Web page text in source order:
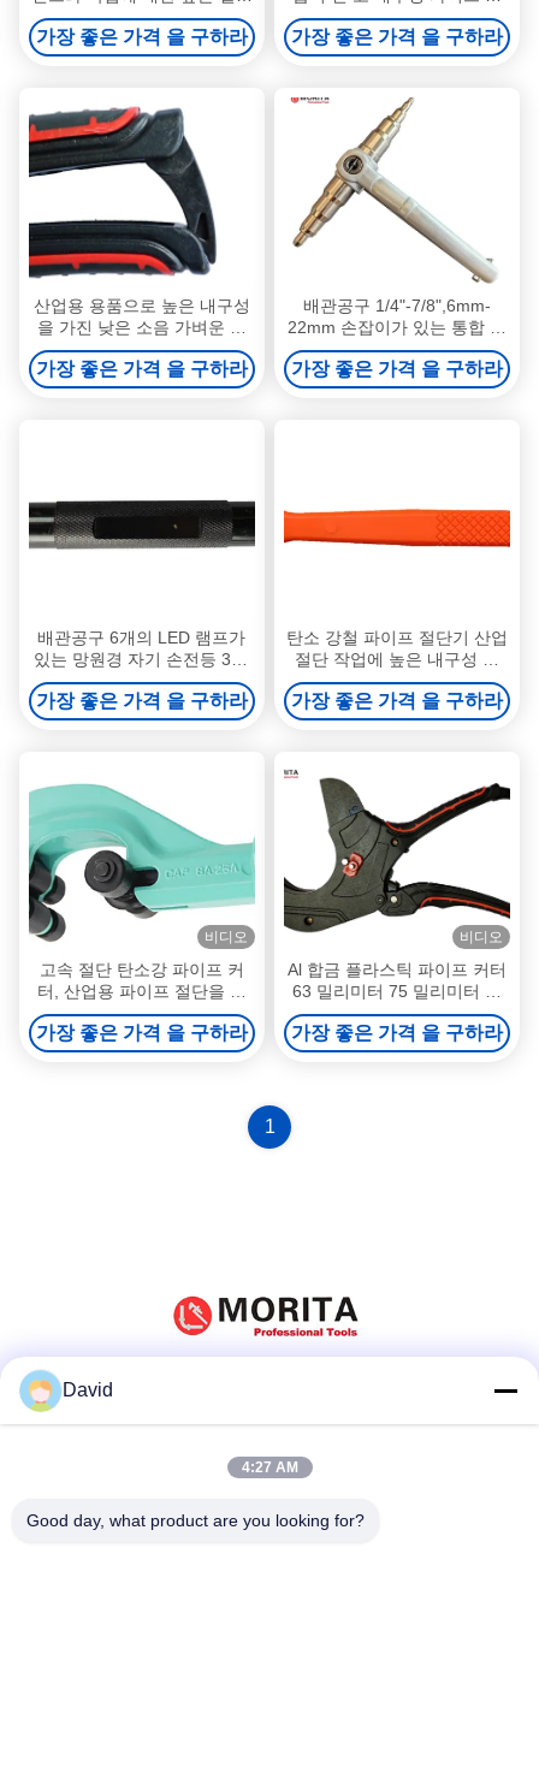
속도와 함께 가벼운 파이프 절
단기
가장 좋은 가격 을 구하라
단기 중량 작업
가장 좋은 가격 을 구하라
산업용 용품으로 높은 내구성
을 가진 낮은 소음 가벼운 파
이프 커터
가장 좋은 가격 을 구하라
배관공구 1/4"-7/8",6mm-
22mm 손잡이가 있는 통합 스
와거 펀치 도구
가장 좋은 가격 을 구하라
배관공구 6개의 LED 램프가
있는 망원경 자기 손전등 360
도 조절 가능한 부드러운 목
알루미늄 합금 640mm
가장 좋은 가격 을 구하라
탄소 강철 파이프 절단기 산업
절단 작업에 높은 내구성 및
낮은 소음
가장 좋은 가격 을 구하라
비디오
고속 절단 탄소강 파이프 커
터, 산업용 파이프 절단을 위
한 맞춤형 크기
가장 좋은 가격 을 구하라
비디오
Al 합금 플라스틱 파이프 커터
63 밀리미터 75 밀리미터 연
질고무 신체 SK5 테플론-날 래
칫 핸들
가장 좋은 가격 을 구하라
1
빠른 연락
David
4:27 AM
Good day, what product are you looking for?